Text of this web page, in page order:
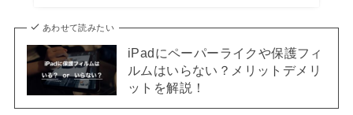
あわせて読みたい
iPadにペーパーライクや保護フィ
ルムはいらない？メリットデメリ
ットを解説！